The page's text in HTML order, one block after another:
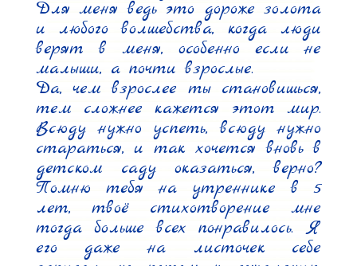
Для меня ведь это дороже золота
и любого волшебства, когда люди
верят в меня, особенно если не
малыши, а почти взрослые.
Да, чем взрослее ты становишься,
тем сложнее кажется этот мир.
Всюду нужно успеть, всюду нужно
стараться, и так хочется вновь в
детском саду оказаться, верно?
Помню тебя на утреннике в 5
лет, твоё стихотворение мне
тогда больше всех понравилось. Я
его даже на листочек себе